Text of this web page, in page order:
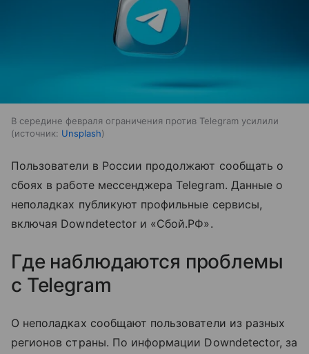
В середине февраля ограничения против Telegram усилили
источник: Unsplash
Пользователи в России продолжают сообщать о
сбоях в работе мессенджера Telegram. Данные о
неполадках публикуют профильные сервисы,
включая Downdetector и «Сбой.РФ».
Где наблюдаются проблемы
с Telegram
О неполадках сообщают пользователи из разных
регионов страны. По информации Downdetector, за